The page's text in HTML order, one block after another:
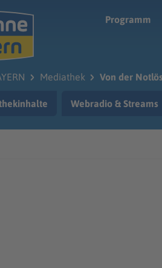
Programm
Mediathek Von der
Webradio & Streams